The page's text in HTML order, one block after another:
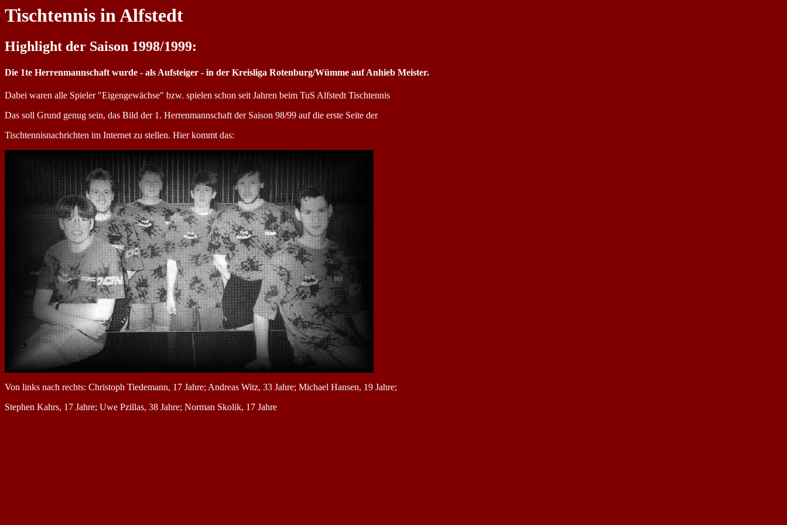
Tischtennis in Alfstedt
Highlight der Saison 1998/1999:
Die 1te Herrenmannschaft wurde - als Aufsteiger - in der Kreisliga Rotenburg/Wümme auf Anhieb Meister.
Dabei waren alle Spieler "Eigengewächse" bzw. spielen schon seit Jahren beim TuS Alfstedt Tischtennis
Das soll Grund genug sein, das Bild der 1. Herrenmannschaft der Saison 98/99 auf die erste Seite der
Tischtennisnachrichten im Internet zu stellen. Hier kommt das:
Von links nach rechts: Christoph Tiedemann, 17 Jahre; Andreas Witz, 33 Jahre; Michael Hansen, 19 Jahre;
Stephen Kahrs, 17 Jahre; Uwe Pzillas, 38 Jahre; Norman Skolik, 17 Jahre